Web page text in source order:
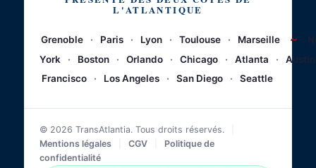
L'ATLANTIQUE
Grenoble · Paris · Lyon · Toulouse · Marseille ~
York
· Boston · Orlando · Chicago · Atlanta ·
Austin
Francisco
· Los Angeles · San Diego · Seattle
© 2026 TransAtlantia. Tous droits réservés.
Mentions légales
CGV
Politique de
confidentialité